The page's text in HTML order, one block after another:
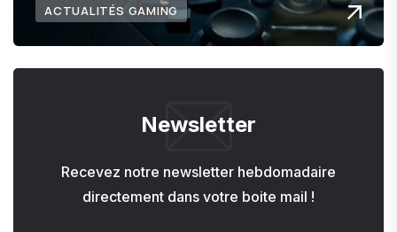
ACTUALITÉS GAMING
Newsletter
Recevez notre newsletter hebdomadaire
directement dans votre boite mail !